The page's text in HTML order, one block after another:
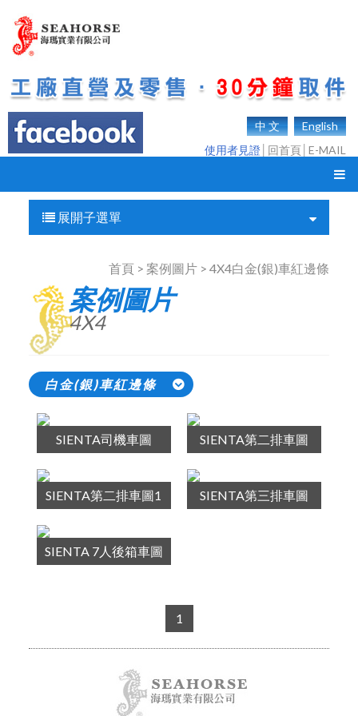
中 文
English
使用者見證 回首頁 E-MAIL
展開子選單
首頁 > 案例圖片 > 4X4白金(銀)車紅邊條
案例圖片
4X4
白金(銀)車紅邊條
SIENTA司機車圖 SIENTA第二排車圖
SIENTA第二排車圖1 SIENTA第三排車圖
SIENTA 7人後箱車圖
1